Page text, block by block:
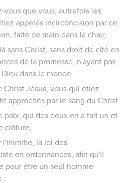
vous que vous, autrefois les
appelés incirconcision par ce
faite de main dans la chair,
sans Christ, sans droit de cité en
de la promesse, n'ayant pas
dans le monde.
Christ Jésus, vous qui étiez
approchés par le sang du Christ.
paix, qui des deux en a fait un et
clôture,
l'inimitié, la loi des
en ordonnances, afin qu'il
pour être un seul homme
;